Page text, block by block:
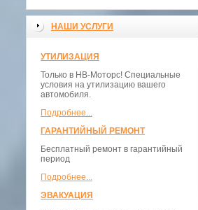
НАШИ УСЛУГИ
УТИЛИЗАЦИЯ
Только в НВ-Моторс! Специальные
условия на утилизацию вашего
автомобиля.
Подробнее...
ГАРАНТИЙНЫЙ РЕМОНТ
Бесплатный ремонт в гарантийный
период
Подробнее...
ЭВАКУАЦИЯ